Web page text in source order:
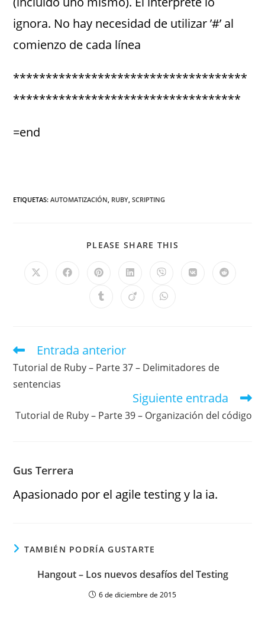
ignora. No hay necesidad de utilizar ’#’ al
comienzo de cada línea
************************************
***********************************
=end
ETIQUETAS:AUTOMATIZACIÓN, RUBY, SCRIPTING
PLEASE SHARE THIS
Entrada anterior
Tutorial de Ruby – Parte 37 – Delimitadores de
sentencias
Siguiente entrada
Tutorial de Ruby – Parte 39 – Organización del código
Gus Terrera
Apasionado por el agile testing y la ia.
TAMBIÉN PODRÍA GUSTARTE
Hangout – Los nuevos desafíos del Testing
6 de diciembre de 2015